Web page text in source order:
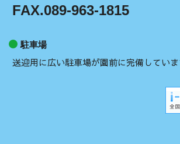
FAX.089-963-1815
駐車場
送迎用に広い駐車場が園前に完備していま